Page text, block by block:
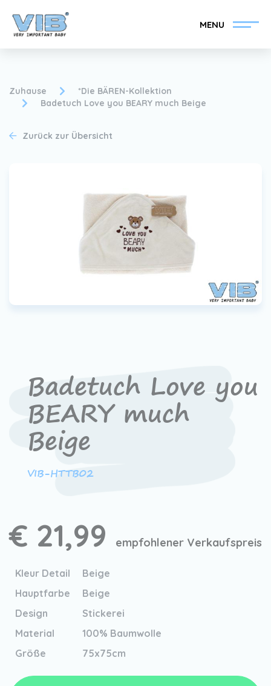
MENU
VIB®-Händler werden
Finden Sie Ihren VIB®-
Händler
VIB®-Händler werden
Zuhause
*Die BÄREN-Kollektion
Badetuch Love you BEARY much Beige
Zurück zur Übersicht
Badetuch Love you
BEARY much
Beige
VIB-HTTB02
€ 21,99 empfohlener Verkaufspreis
Kleur Detail
Beige
Hauptfarbe
Beige
Design
Stickerei
Material
100% Baumwolle
Größe
75x75cm